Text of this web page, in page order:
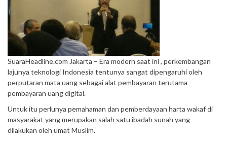
SuaraHeadline.com Jakarta – Era modern saat ini , perkembangan
lajunya teknologi Indonesia tentunya sangat dipengaruhi oleh
perputaran mata uang sebagai alat pembayaran terutama
pembayaran uang digital.
Untuk itu perlunya pemahaman dan pemberdayaan harta wakaf di
masyarakat yang merupakan salah satu ibadah sunah yang
dilakukan oleh umat Muslim.